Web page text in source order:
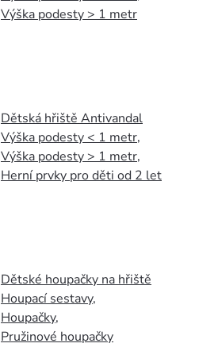
Výška podesty > 1 metr
Dětská hřiště Antivandal
Výška podesty < 1 metr,
Výška podesty > 1 metr,
Herní prvky pro děti od 2 let
Dětské houpačky na hřiště
Houpací sestavy,
Houpačky,
Pružinové houpačky